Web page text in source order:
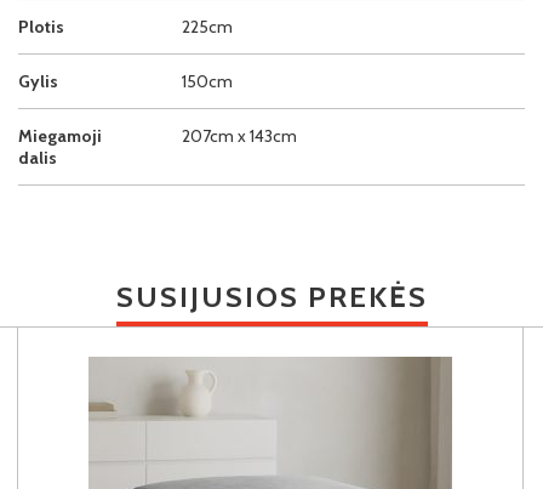
Plotis 225cm
Gylis 150cm
Miegamoji
dalis
207cm x 143cm
SUSIJUSIOS PREKĖS